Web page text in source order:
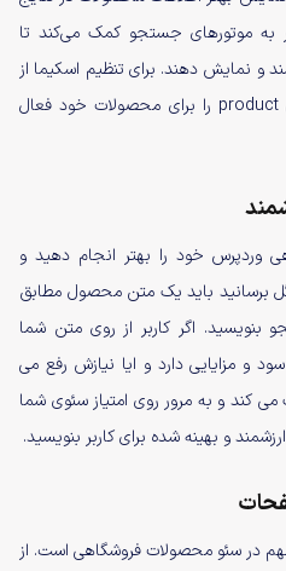
موتورهای جستجو کمک می‌کند تا
و نمایش دهند. برای تنظیم اسکیما از
افزونه رنک مث می‌توانید اسکیمای product را برای محصولات خود فعال
وردپرس خود را بهتر انجام دهید و
برسانید باید یک متن محصول مطابق
بنویسید. اگر کاربر از روی متن شما
مزایایی دارد و ایا نیازش رفع می
کند و به مرور روی امتیاز سئوی شما
و بهینه شده برای کاربر بنویسید.
در سئو محصولات فروشگاهی است. از